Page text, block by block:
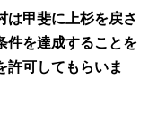
は甲斐に上杉を戻さ
件を達成することを
許可してもらいま